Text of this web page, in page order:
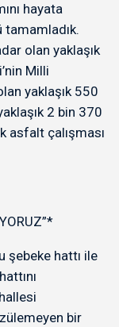
hayata
olan yaklaşık
Milli
yaklaşık 550
2 bin 370
asfalt çalışması
şebeke hattı ile
bir